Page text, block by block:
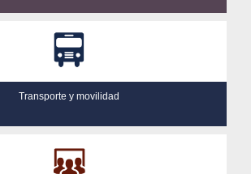
Transporte y movilidad